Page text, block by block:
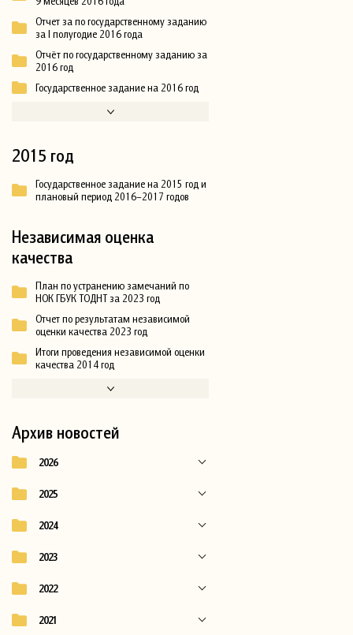
Отчет за по государственному заданию
за I полугодие 2016 года
Отчёт по государственному заданию за
2016 год
Государственное задание на 2016 год
2015 год
Государственное задание на 2015 год и
плановый период 2016–2017 годов
Независимая оценка
качества
План по устранению замечаний по
НОК ГБУК ТОДНТ за 2023 год
Отчет по результатам независимой
оценки качества 2023 год
Итоги проведения независимой оценки
качества 2014 год
Архив новостей
2026
2025
2024
2023
2022
2021